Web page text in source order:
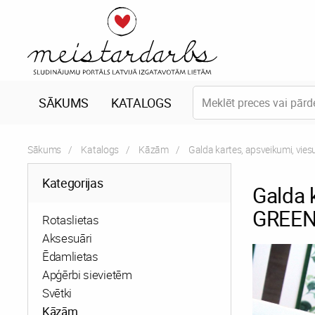
SĀKUMS KATALOGS
Sākums Katalogs Kāzām Galda kartes, apsveikumi,
Kategorijas
Rotaslietas
Aksesuāri
Ēdamlietas
Apģērbi sievietēm
Svētki
Kāzām
Galda